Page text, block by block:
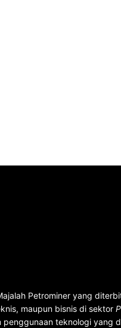
Petrominer yang
maupun bisnis di sektor
teknologi yang